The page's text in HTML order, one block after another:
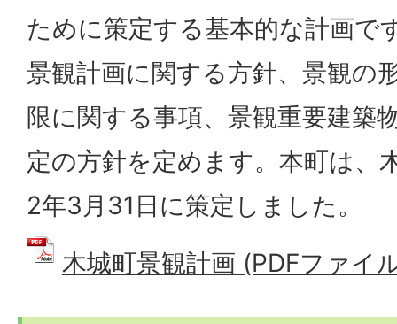
ために策定する基本的な計画で
景観計画に関する方針、景観の
限に関する事項、景観重要建築
定の方針を定めます。本町は、
2年3月31日に策定しました。
木城町景観計画 (PDFファイ